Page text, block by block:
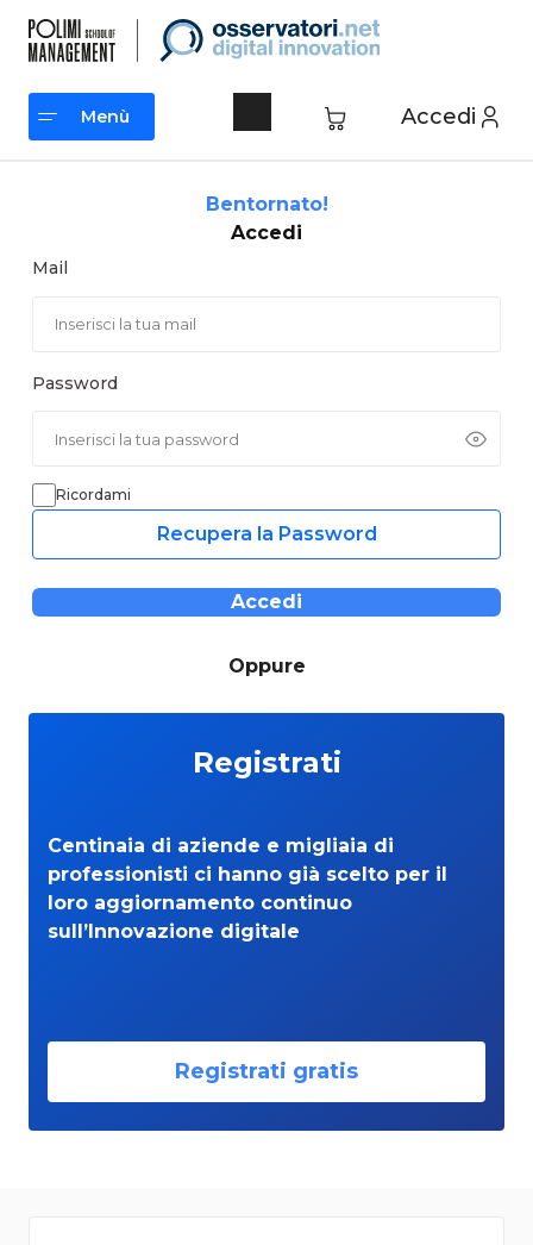
contenuto
Accedi
Menù
Bentornato!
Accedi
Mail
Password
Ricordami
Recupera la Password
Accedi
Oppure
Registrati
Centinaia di aziende e migliaia di
professionisti ci hanno già scelto per il
loro aggiornamento continuo
sull’Innovazione digitale
Registrati gratis